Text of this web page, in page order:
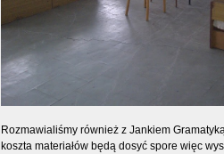
Rozmawialiśmy również z Jankiem
koszta materiałów będą dosyć spore więc